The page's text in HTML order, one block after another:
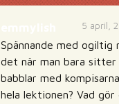
5 april,
Spännande med ogiltig
det när man bara sitter
babblar med
hela lektionen? Vad gör